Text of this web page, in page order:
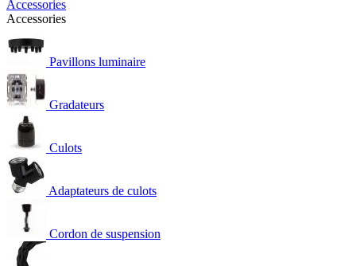
Accessories
Accessories
Pavillons luminaire
Gradateurs
Culots
Adaptateurs de culots
Cordon de suspension